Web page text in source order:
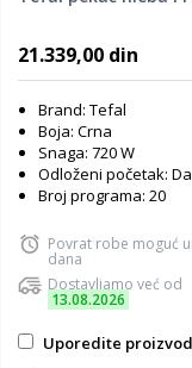
21.339,00 din
Brand: Tefal
Boja: Crna
Snaga: 720 W
Odloženi početak: Da
Broj programa: 20
Povrat robe moguć
dana
Dostavljamo već od
13.08.2026
Uporedite proizvod